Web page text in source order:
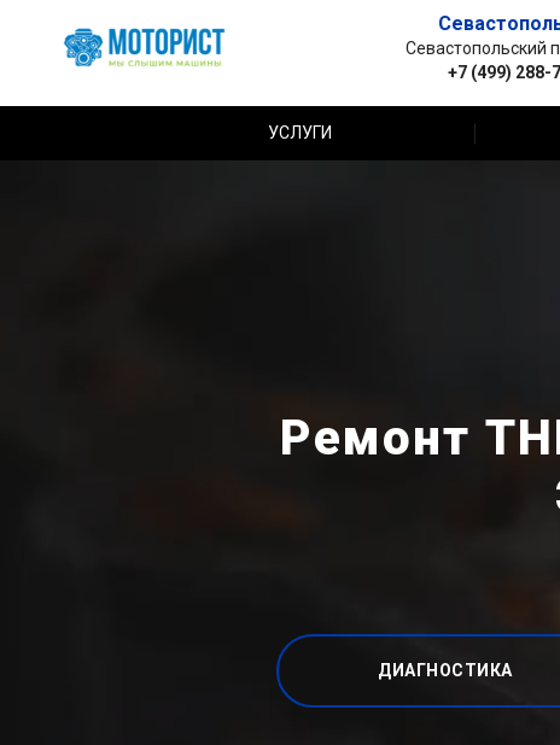
Севастопольский
+7 (499) 288-
УСЛУГИ
Ремонт
ДИАГНОСТИКА